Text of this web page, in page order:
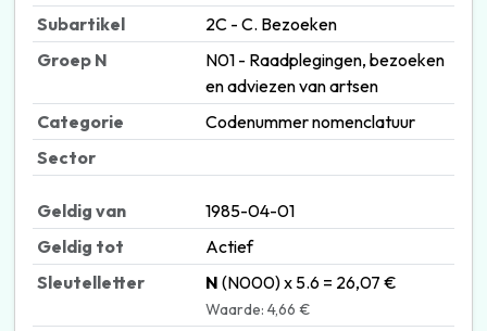
Subartikel
2C - C. Bezoeken
Groep N
N01 - Raadplegingen, bezoeken
en adviezen van artsen
Categorie
Codenummer nomenclatuur
Sector
Geldig van
1985-04-01
Geldig tot
Actief
Sleutelletter
N (N000) x 5.6 = 26,07 €
Waarde: 4,66 €